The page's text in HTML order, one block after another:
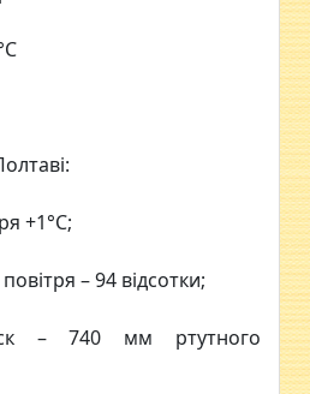
+1°С;
– 94 відсотки;
– 740 мм ртутного